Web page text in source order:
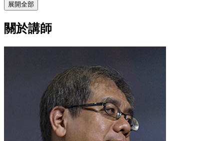
展開全部
關於講師